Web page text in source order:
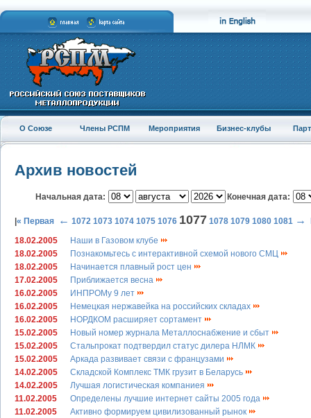
О Союзе Члены РСПМ Мероприятия Бизнес-клубы
Архив новостей
Начальная дата: Конечная дата:
« Первая ← 1072 1073 1074 1075 1076 1077 1078 1079 1080 1081 →
18.02.2005
Наши в Газовом клубе
18.02.2005
Познакомьтесь с интерактивной схемой нового СМЦ
18.02.2005
Начинается плавный рост цен
17.02.2005
Приближается весна
16.02.2005
ИНПРОМу 9 лет
16.02.2005
Немецкая нержавейка на российских складах
16.02.2005
НОРДКОМ расширяет сортамент
15.02.2005
Новый номер журнала Металлоснабжение и сбыт
15.02.2005
Стальпрокат подтвердил статус дилера НЛМК
15.02.2005
Аркада развивает связи с французами
14.02.2005
Складской Комплекс ТМК грузит в Беларусь
14.02.2005
Лучшая логистическая компаниея
11.02.2005
Определены лучшие интернет сайты 2005 года
11.02.2005
Активно формируем цивилизованный рынок